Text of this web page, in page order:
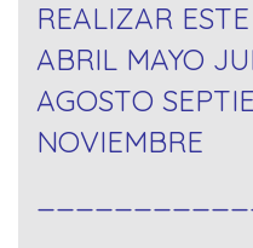
REALIZAR
ABRIL MAYO
AGOSTO
NOVIEMBRE